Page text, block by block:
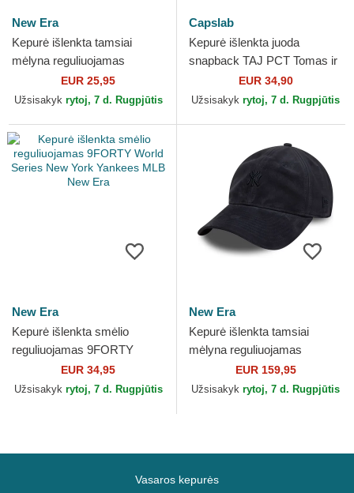
New Era
Kepurė išlenkta tamsiai
mėlyna reguliuojamas
9FORTY Outline New York
Yankees MLB New Era
EUR 25,95
Užsisakyk rytoj, 7 d. Rugpjūtis
Capslab
Kepurė išlenkta juoda
snapback TAJ PCT Tomas ir
Džeris Looney Tunes
Capslab
EUR 34,90
Užsisakyk rytoj, 7 d. Rugpjūtis
New Era
Kepurė išlenkta smėlio
reguliuojamas 9FORTY
World Series New York
Yankees MLB New Era
EUR 34,95
Užsisakyk rytoj, 7 d. Rugpjūtis
New Era
Kepurė išlenkta tamsiai
mėlyna reguliuojamas
9TWENTY Suede New York
Yankees MLB New Era
EUR 159,95
Užsisakyk rytoj, 7 d. Rugpjūtis
Vasaros kepurės